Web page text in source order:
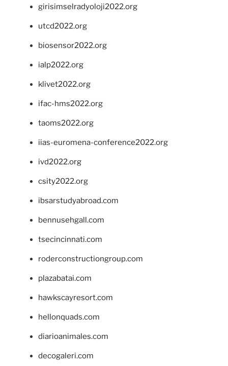
girisimselradyoloji2022.org
utcd2022.org
biosensor2022.org
ialp2022.org
klivet2022.org
ifac-hms2022.org
taoms2022.org
iias-euromena-conference2022.org
ivd2022.org
csity2022.org
ibsarstudyabroad.com
bennusehgall.com
tsecincinnati.com
roderconstructiongroup.com
plazabatai.com
hawkscayresort.com
hellonquads.com
diarioanimales.com
decogaleri.com